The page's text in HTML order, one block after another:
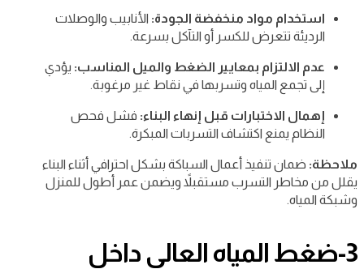
استخدام مواد منخفضة الجودة: الأنابيب والوصلات
الرديئة تتعرض للكسر أو التآكل بسرعة.
عدم الالتزام بمعايير الضغط والميل المناسب: يؤدي
إلى تجمع المياه وتسربها في نقاط غير مرغوبة.
إهمال الاختبارات قبل إنهاء البناء: فشل فحص
النظام يمنع اكتشاف التسربات المبكرة.
ملاحظة: ضمان تنفيذ أعمال السباكة بشكل احترافي أثناء البناء
يقلل من مخاطر التسرب مستقبلاً ويضمن عمر أطول للمنزل
وشبكة المياه.
3-ضغط المياه العالي داخل